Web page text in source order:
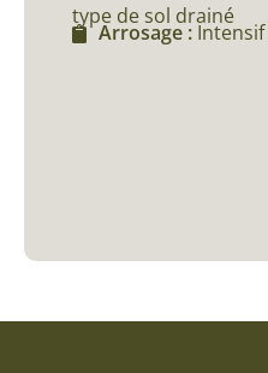
type de sol drainé
Arrosage : Intensif